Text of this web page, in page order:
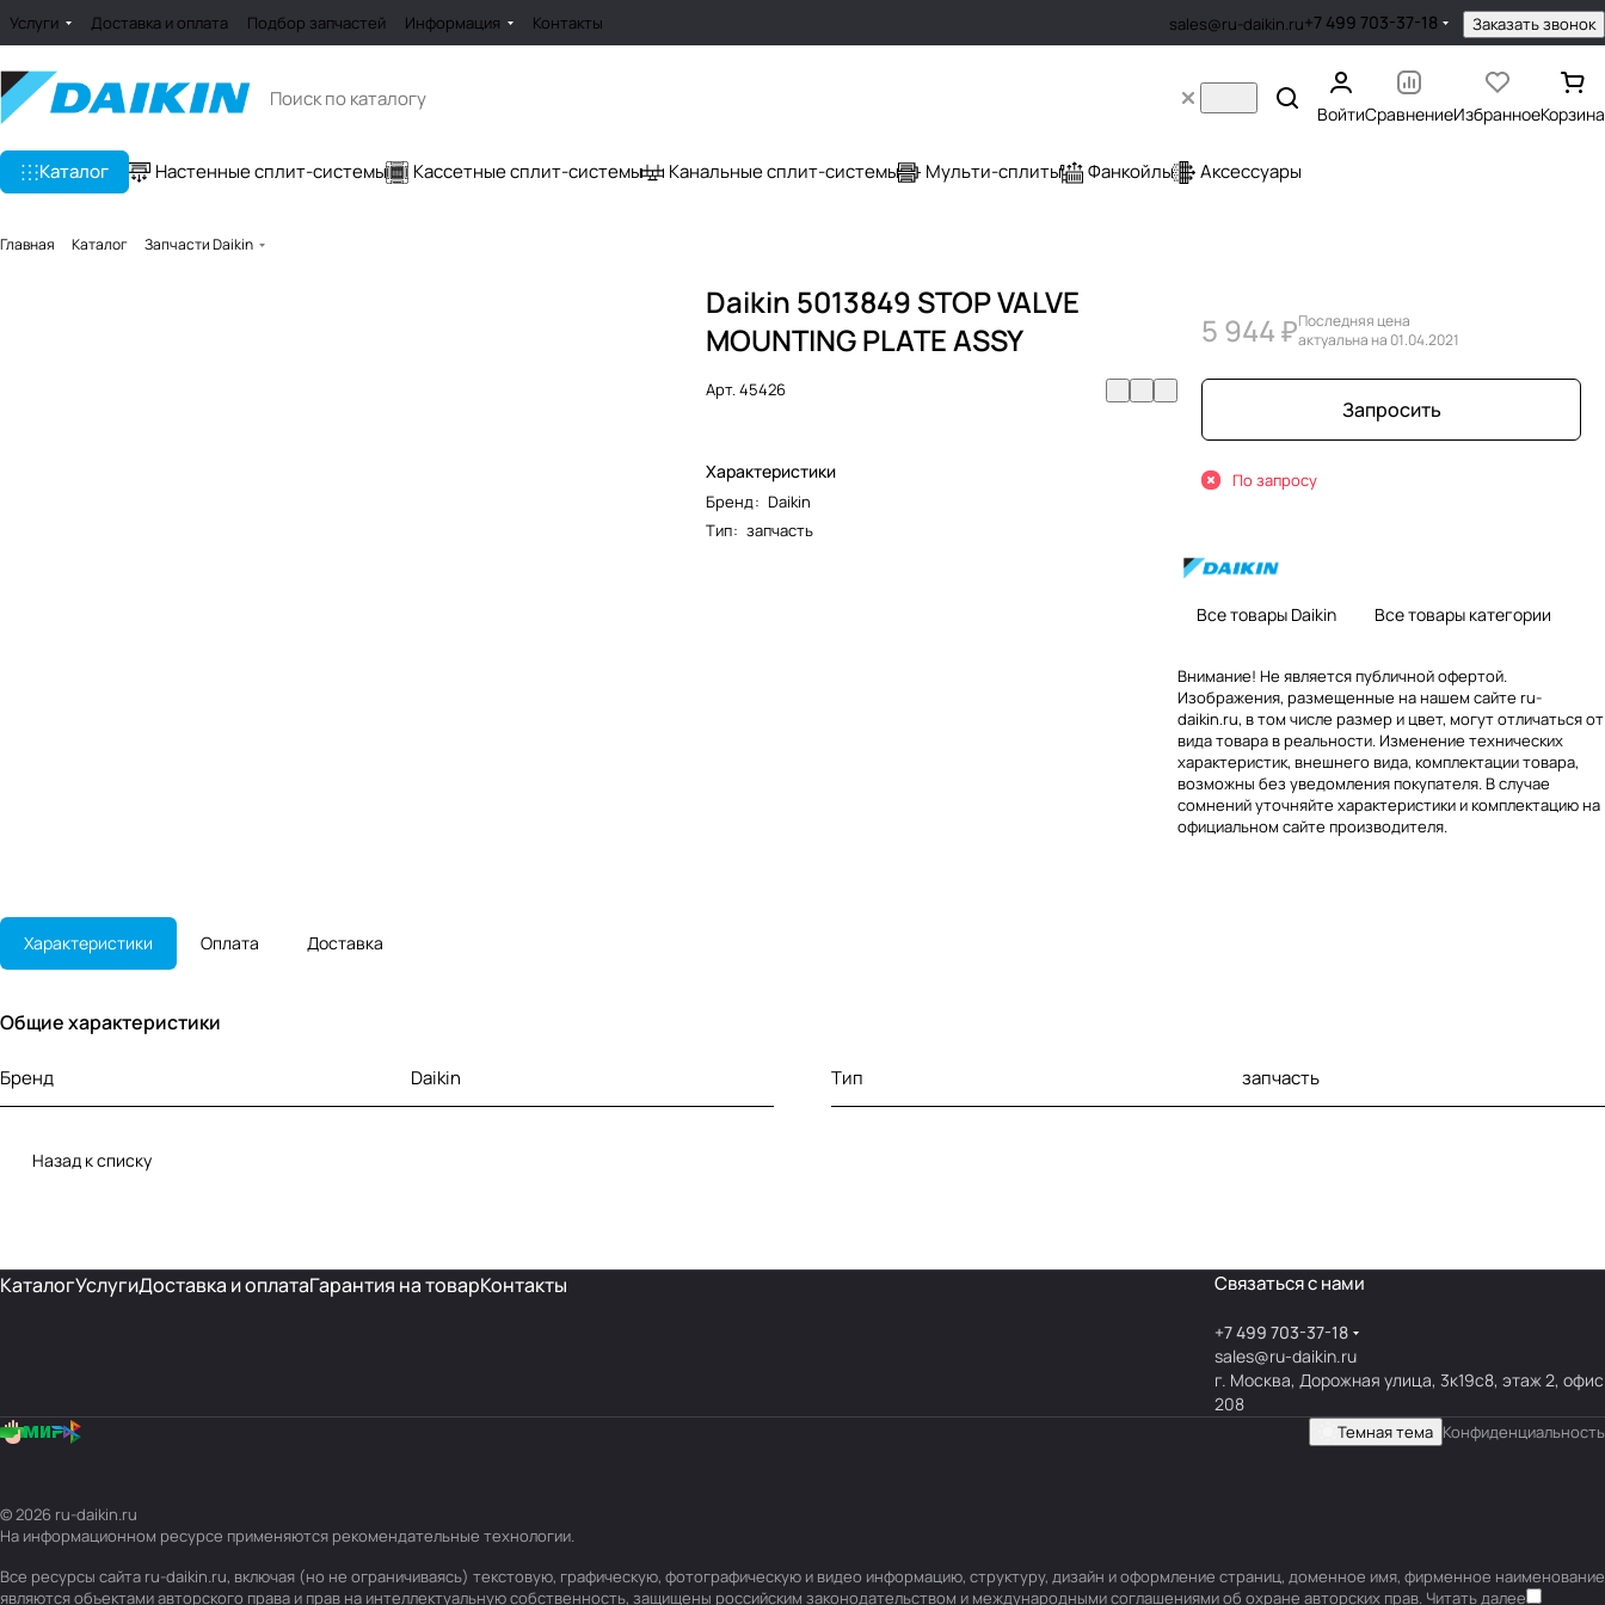
Услуги Доставка и оплата Подбор запчастей Информация Контакты sales@ru-daikin.ru+7 499 703-37-18 Заказать звонок
ВойтиСравнениеИзбранноеКорзина
Каталог Настенные сплит-системы Кассетные сплит-системы Канальные сплит-системы Мульти-сплиты Фанкойлы Аксессуары
Главная Каталог Запчасти Daikin
Daikin 5013849 STOP VALVE
MOUNTING PLATE ASSY
Арт.45426
Характеристики
Бренд: Daikin
Тип: запчасть
5 944 ₽Последняя цена
актуальна на 01.04.2021
Запросить
По запросу
Все товары Daikin Все товары категории
Внимание! Не является публичной офертой.
Изображения, размещенные на нашем сайте ru-
daikin.ru, в том числе размер и цвет, могут отличаться от
вида товара в реальности. Изменение технических
характеристик, внешнего вида, комплектации товара,
возможны без уведомления покупателя. В случае
сомнений уточняйте характеристики и комплектацию на
официальном сайте производителя.
Характеристики Оплата Доставка
Общие характеристики
Бренд Daikin Тип запчасть
Назад к списку
КаталогУслугиДоставка и оплатаГарантия на товарКонтакты Связаться с нами
+7 499 703-37-18
sales@ru-daikin.ru
г. Москва, Дорожная улица, 3к19с8, этаж 2, офис
208
Темная тема Конфиденциальность
© 2026 ru-daikin.ru
На информационном ресурсе применяются рекомендательные технологии.
Все ресурсы сайта ru-daikin.ru, включая (но не ограничиваясь) текстовую, графическую, фотографическую и видео информацию, структуру, дизайн и оформление страниц, доменное имя, фирменное наименование
являются объектами авторского права и прав на интеллектуальную собственность, защищены российским законодательством и международными соглашениями об охране авторских прав. Читать далее